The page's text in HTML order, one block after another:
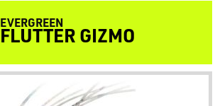
EVERGREEN
FLUTTER GIZMO